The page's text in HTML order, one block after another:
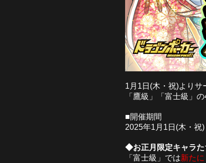
1月1日(木・祝)よりサ
「鷹級」「富士級」
■開催期間
2025年1月1日(木・祝
◆お正月限定キャラた
「富士級」では新た